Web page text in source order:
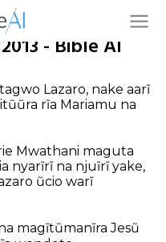
- Bible AI
Lazaro, nake aarĩ
rĩa Mariamu na
Mwathani maguta
nyarĩrĩ na njuĩrĩ yake,
ũcio warĩ
magĩtũmanĩra Jesũ